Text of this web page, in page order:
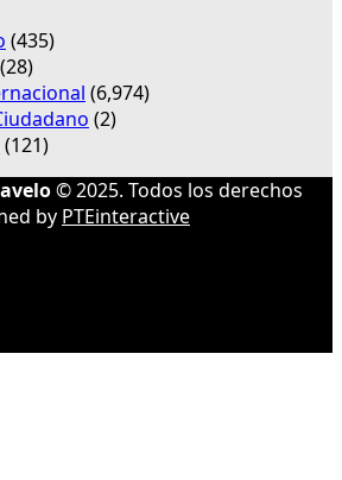
(435)
(28)
(6,974)
(2)
(121)
© 2025. Todos los derechos
by PTEinteractive